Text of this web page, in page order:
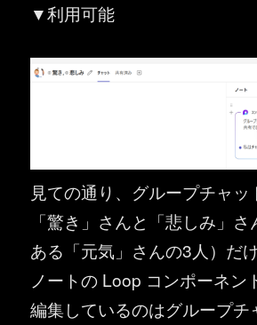
▼利用可能
見ての通り、グループチャッ
「驚き」さんと「悲しみ」
ある「元気」さんの3人）だ
ノートの Loop コンポーネン
編集しているのはグループチ